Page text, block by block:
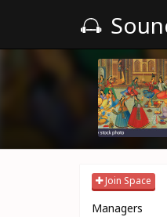
Join Space
Managers